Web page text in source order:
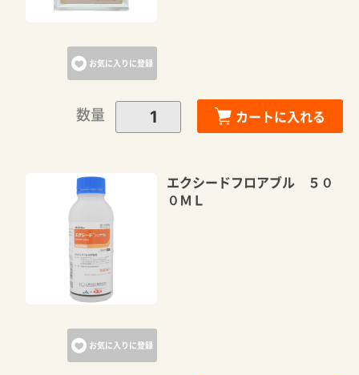
お気に入りに登録
数量 カートに入れる
お気に入りに登録
エクシードフロアブル ５０
０ＭＬ